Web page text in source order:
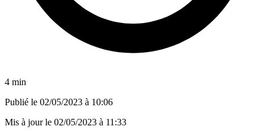
4 min
Publié le 02/05/2023 à 10:06
Mis à jour le 02/05/2023 à 11:33